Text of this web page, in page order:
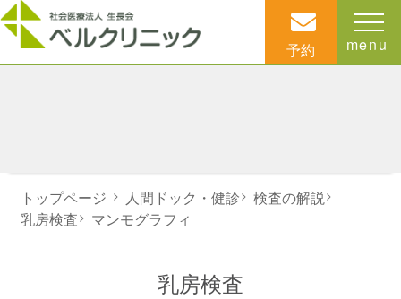
予約 menu
トップページ > 人間ドック・健診> 検査の解説>
乳房検査> マンモグラフィ
乳房検査